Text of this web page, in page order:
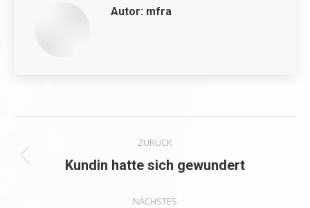
Autor: mfra
Kommentarnavigation
ZURÜCK
Vorheriger
Kundin hatte sich gewundert
NÄCHSTES